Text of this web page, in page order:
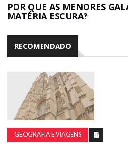
POR QUE AS MENORES
MATÉRIA ESCURA?
RECOMENDADO
GEOGRAFIA E VIAGENS